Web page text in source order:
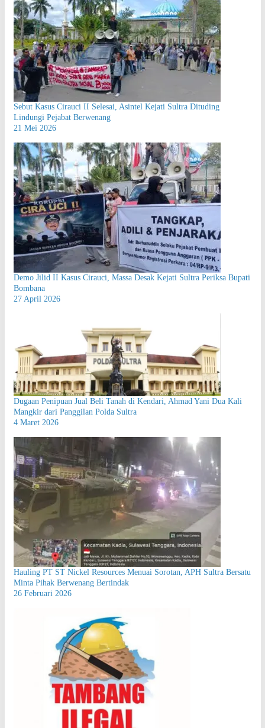
Sebut Kasus Cirauci II Selesai, Asintel Kejati Sultra Dituding
Lindungi Pejabat Berwenang
21 Mei 2026
Demo Jilid II Kasus Cirauci, Massa Desak Kejati Sultra Periksa Bupati
Bombana
27 April 2026
Dugaan Penipuan Jual Beli Tanah di Kendari, Ahmad Yani Dua Kali
Mangkir dari Panggilan Polda Sultra
4 Maret 2026
Hauling PT ST Nickel Resources Menuai Sorotan, APH Sultra Bersatu
Minta Pihak Berwenang Bertindak
26 Februari 2026